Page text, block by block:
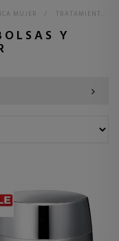
MUJER > TRATAMIENTOS MUJER
Y